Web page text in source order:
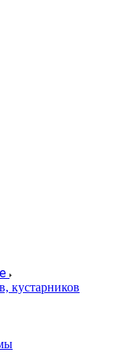
кустарников